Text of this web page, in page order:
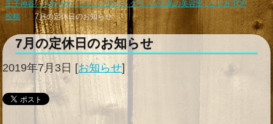
王子神谷 ハナヘナ・フレンチカットグランが人気の美容室 | ピリカ TOP
投稿
7月の定休日のお知らせ
7月の定休日のお知らせ
2019年7月3日 [お知らせ]